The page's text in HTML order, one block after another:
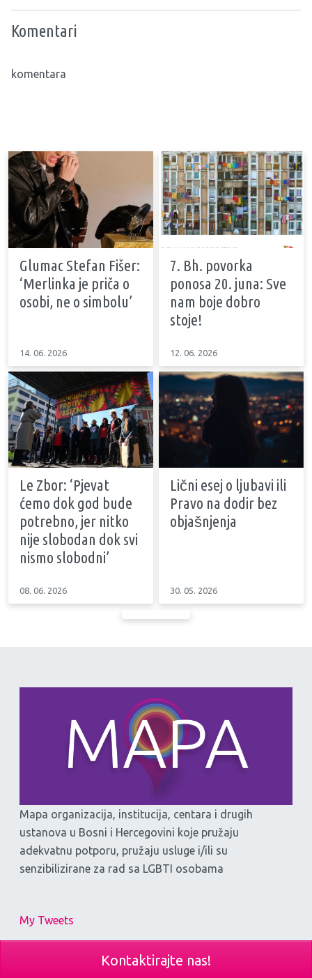
Komentari
komentara
Glumac Stefan Fišer:
‘Merlinka je priča o
osobi, ne o simbolu’
14. 06. 2026
7. Bh. povorka
ponosa 20. juna: Sve
nam boje dobro
stoje!
12. 06. 2026
Le Zbor: ‘Pjevat
ćemo dok god bude
potrebno, jer nitko
nije slobodan dok svi
nismo slobodni’
08. 06. 2026
Lični esej o ljubavi ili
Pravo na dodir bez
objašnjenja
30. 05. 2026
Mapa organizacija, institucija, centara i drugih
ustanova u Bosni i Hercegovini koje pružaju
adekvatnu potporu, pružaju usluge i/ili su
senzibilizirane za rad sa LGBTI osobama
My Tweets
Kontaktirajte nas!